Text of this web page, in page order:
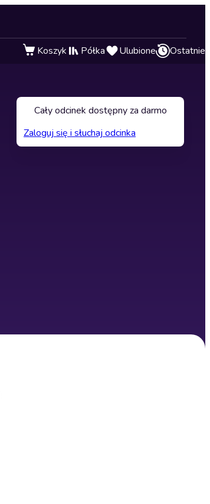
Koszyk Półka Ulubione Ostatnie
Cały odcinek dostępny za darmo
Zaloguj się i słuchaj odcinka